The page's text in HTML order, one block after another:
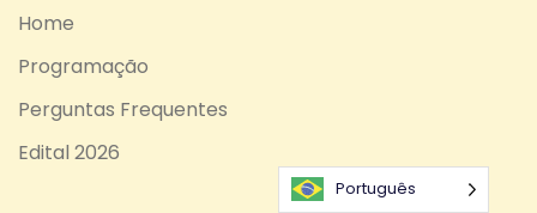
Home
Programação
Perguntas Frequentes
Edital 2026
Português